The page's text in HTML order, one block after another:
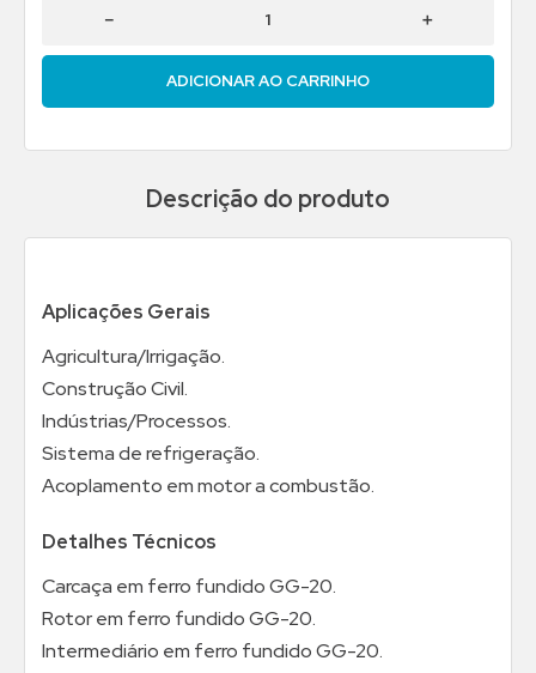
＋
－
ADICIONAR AO CARRINHO
Descrição do produto
Aplicações Gerais
Agricultura/Irrigação.
Construção Civil.
Indústrias/Processos.
Sistema de refrigeração.
Acoplamento em motor a combustão.
Detalhes Técnicos
Carcaça em ferro fundido GG-20.
Rotor em ferro fundido GG-20.
Intermediário em ferro fundido GG-20.